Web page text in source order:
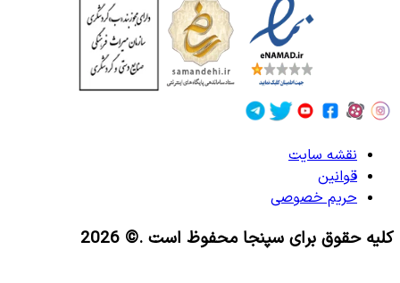
نقشه سایت
قوانین
حریم خصوصی
کلیه حقوق برای سپنجا محفوظ است .© 2026